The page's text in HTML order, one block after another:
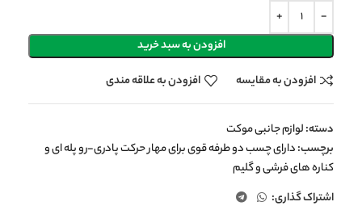
افزودن به سبد خرید
افزودن به مقایسه
افزودن به علاقه مندی
دسته:لوازم جانبی موکت
برچسب:دارای چسب دو طرفه قوی برای مهار حرکت پادری-رو پله ای و
کناره های فرشی و گلیم
اشتراک گذاری: